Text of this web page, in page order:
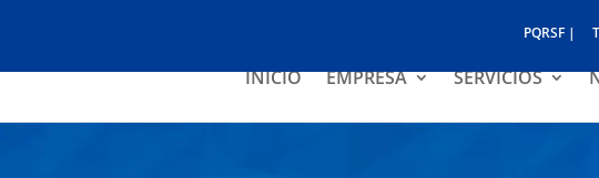
PQRSF |
INICIO EMPRESA SERVICIOS